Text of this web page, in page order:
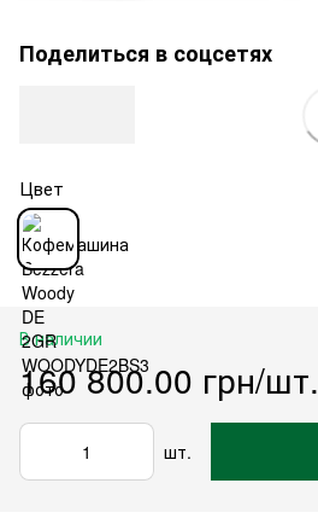
Поделиться в соцсетях
Цвет
В наличии
160 800.00 грн/шт.
шт.